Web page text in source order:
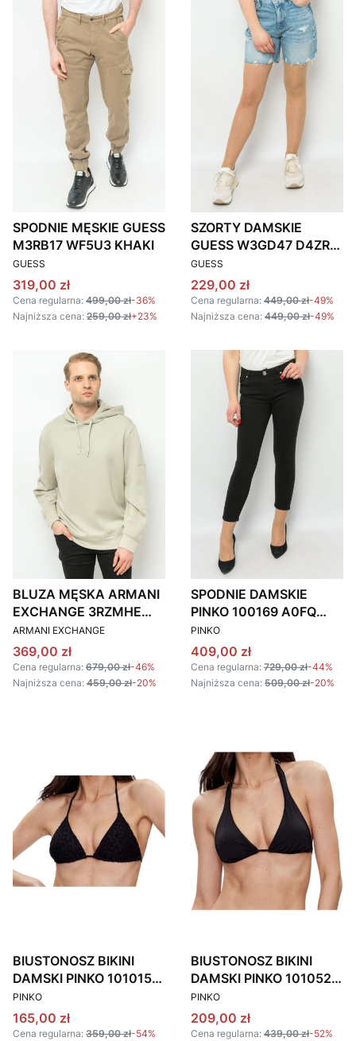
SPODNIE MĘSKIE GUESS
M3RB17 WF5U3 KHAKI
PRODUCENT
GUESS
Cena promocyjna
319,00 zł
Cena regularna: 499,00 zł-36%
Najniższa cena: 259,00 zł+23%
SZORTY DAMSKIE
GUESS W3GD47 D4ZR1
NIEBIESKIE
PRODUCENT
GUESS
Cena promocyjna
229,00 zł
Cena regularna: 449,00 zł-49%
Najniższa cena: 449,00 zł-49%
BLUZA MĘSKA ARMANI
EXCHANGE 3RZMHE
ZJZDZ BEŻOWA
PRODUCENT
ARMANI EXCHANGE
Cena promocyjna
369,00 zł
Cena regularna: 679,00 zł-46%
Najniższa cena: 459,00 zł-20%
SPODNIE DAMSKIE
PINKO 100169 A0FQ
CZARNE
PRODUCENT
PINKO
Cena promocyjna
409,00 zł
Cena regularna: 729,00 zł-44%
Najniższa cena: 509,00 zł-20%
BIUSTONOSZ BIKINI
DAMSKI PINKO 101015
A0RZ CZARNY
PRODUCENT
PINKO
Cena promocyjna
165,00 zł
Cena regularna: 359,00 zł-54%
BIUSTONOSZ BIKINI
DAMSKI PINKO 101052
A0S7 CZARNY
PRODUCENT
PINKO
Cena promocyjna
209,00 zł
Cena regularna: 439,00 zł-52%